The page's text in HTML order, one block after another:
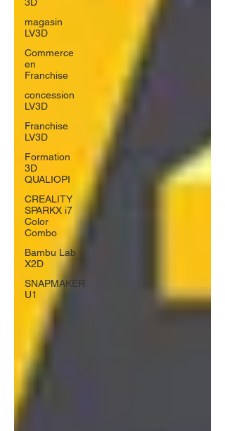
magasin
LV3D
Commerce
en
Franchise
concession
LV3D
Franchise
LV3D
Formation
3D
QUALIOPI
CREALITY
SPARKX i7
Color
Combo
Bambu Lab
X2D
SNAPMAKER
U1